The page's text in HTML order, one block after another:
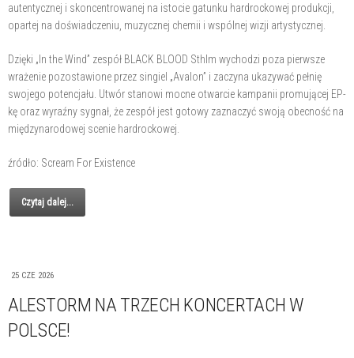
autentycznej i skoncentrowanej na istocie gatunku hardrockowej produkcji,
opartej na doświadczeniu, muzycznej chemii i wspólnej wizji artystycznej.
Dzięki „In the Wind” zespół BLACK BLOOD Sthlm wychodzi poza pierwsze
wrażenie pozostawione przez singiel „Avalon” i zaczyna ukazywać pełnię
swojego potencjału. Utwór stanowi mocne otwarcie kampanii promującej EP-
kę oraz wyraźny sygnał, że zespół jest gotowy zaznaczyć swoją obecność na
międzynarodowej scenie hardrockowej.
źródło: Scream For Existence
Czytaj dalej...
25 CZE 2026
ALESTORM NA TRZECH KONCERTACH W
POLSCE!